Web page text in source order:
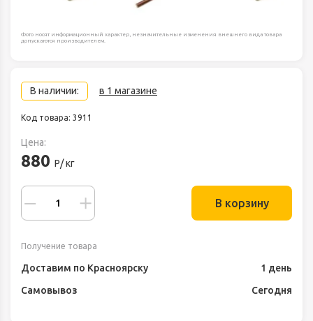
Фото носят информационный характер, незначительные изменения внешнего вида товара
допускаются производителем.
В наличии: в 1 магазине
Код товара: 3911
Цена:
880 Р/ кг
В корзину
Получение товара
Доставим по Красноярску
1 день
Самовывоз
Сегодня